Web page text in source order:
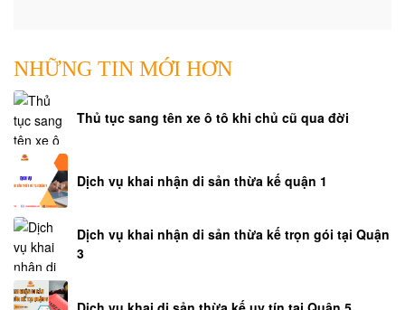
NHỮNG TIN MỚI HƠN
Thủ tục sang tên xe ô tô khi chủ cũ qua đời
Dịch vụ khai nhận di sản thừa kế quận 1
Dịch vụ khai nhận di sản thừa kế trọn gói tại Quận
3